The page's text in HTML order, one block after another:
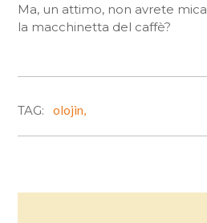
Ma, un attimo, non avrete
la macchinetta del caffè?
TAG: olojin,